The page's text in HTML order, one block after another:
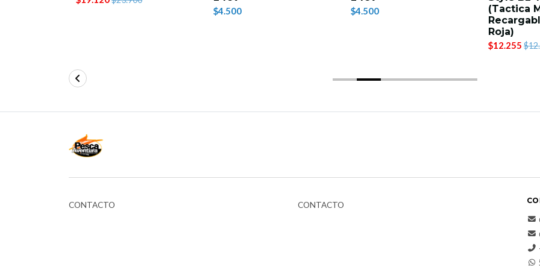
$4.500 $4.500
(Tactica
Roja)
$12.255
CONTACTO CONTACTO